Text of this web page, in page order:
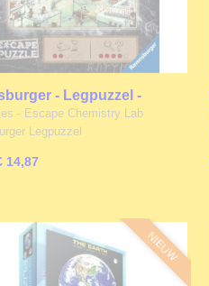
- Legpuzzel -
Chemistry Lab - 368
- Escape Chemistry Lab
Legpuzzel
14,87
NIEUW